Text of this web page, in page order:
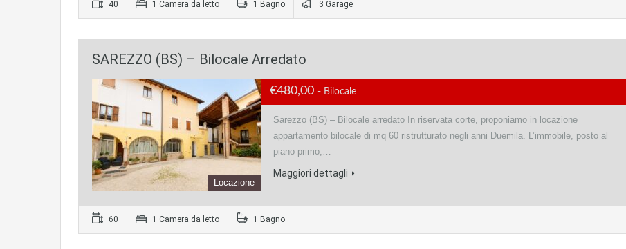
40 1 Camera da letto 1 Bagno 3 Garage
SAREZZO (BS) – Bilocale Arredato
Locazione
€480,00 - Bilocale
Sarezzo (BS) – Bilocale arredato In riservata corte, proponiamo in locazione
appartamento bilocale di mq 60 ristrutturato negli anni Duemila. L’immobile, posto al
piano primo,…
Maggiori dettagli
60 1 Camera da letto 1 Bagno